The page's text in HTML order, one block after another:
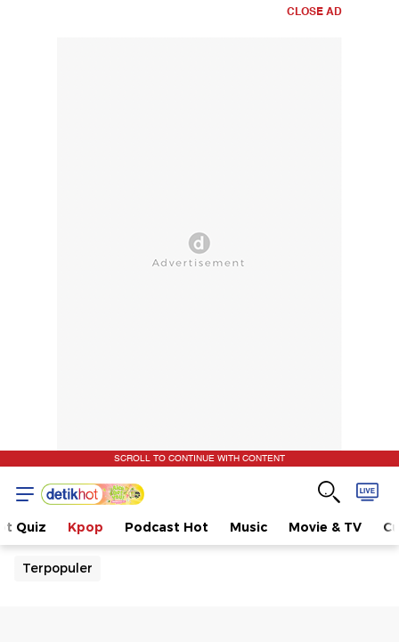
CLOSE AD
SCROLL TO CONTINUE WITH CONTENT
Quiz Kpop Podcast Hot Music Movie & TV
Terpopuler